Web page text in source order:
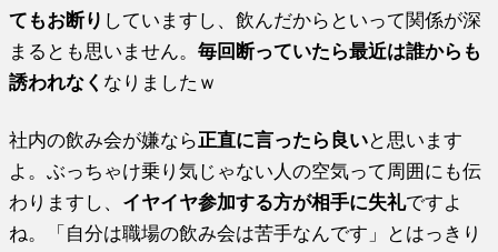
てもお断り していますし、飲んだからといって関係が深
まるとも思いません。毎回断っていたら最近は誰からも
誘われなく なりましたｗ
社内の飲み会が嫌なら正直に言ったら良いと思います
よ。ぶっちゃけ乗り気じゃない人の空気って周囲にも伝
わりますし、 イヤイヤ参加する方が相手に失礼ですよ
ね。「自分は職場の飲み会は苦手なんです」とはっきり